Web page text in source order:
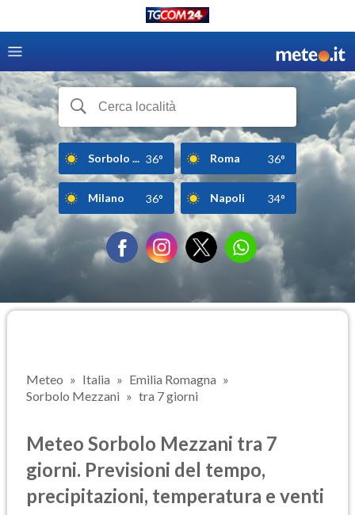
Sorbolo ... 36° Roma 36°
Milano 36° Napoli 34°
Meteo Italia
Emilia Romagna
Sorbolo Mezzani
tra 7 giorni
Meteo Sorbolo Mezzani tra 7
giorni. Previsioni del tempo,
precipitazioni, temperatura e venti